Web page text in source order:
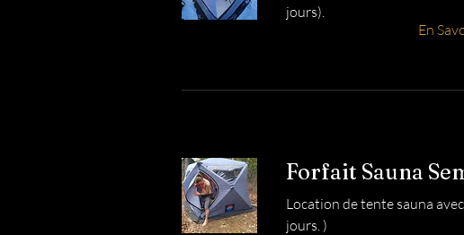
jours).
Forfait Sauna
Location de tente sauna
jours. )
En